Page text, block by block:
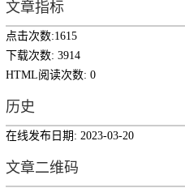
文章指标
点击次数:1615
下载次数: 3914
HTML阅读次数: 0
历史
在线发布日期: 2023-03-20
文章二维码